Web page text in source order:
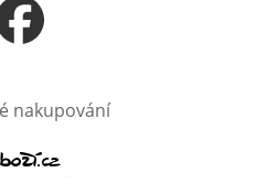
Otevře v novém okně
nakupování